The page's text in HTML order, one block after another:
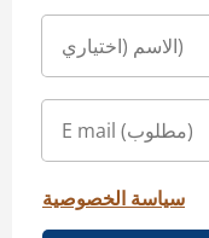
سياسة الخصوصية